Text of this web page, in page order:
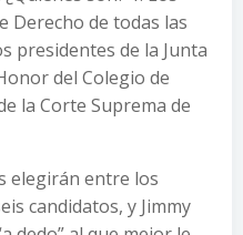
Derecho de todas las
presidentes de la Junta
del Colegio de
la Corte Suprema de
elegirán entre los
candidatos, y Jimmy